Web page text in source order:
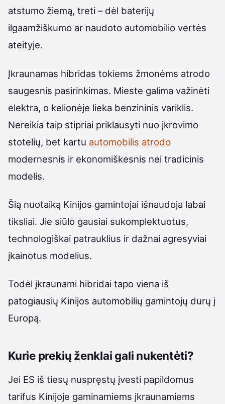
atstumo žiemą, treti – dėl baterijų
ilgaamžiškumo ar naudoto automobilio vertės
ateityje.
Įkraunamas hibridas tokiems žmonėms atrodo
saugesnis pasirinkimas. Mieste galima važinėti
elektra, o kelionėje lieka benzininis variklis.
Nereikia taip stipriai priklausyti nuo įkrovimo
stotelių, bet kartu automobilis atrodo
modernesnis ir ekonomiškesnis nei tradicinis
modelis.
Šią nuotaiką Kinijos gamintojai išnaudoja labai
tiksliai. Jie siūlo gausiai sukomplektuotus,
technologiškai patrauklius ir dažnai agresyviai
įkainotus modelius.
Todėl įkraunami hibridai tapo viena iš
patogiausių Kinijos automobilių gamintojų durų į
Europą.
Kurie prekių ženklai gali nukentėti?
Jei ES iš tiesų nuspręstų įvesti papildomus
tarifus Kinijoje gaminamiems įkraunamiems